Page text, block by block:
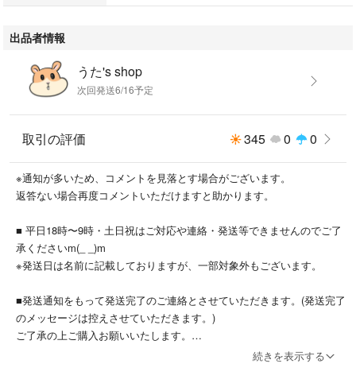
くださいm(_ _)m
■発送通知をもって発送完了のご連絡とさせていただきます。(発送完了の
出品者情報
うた's shop
次回発送6/16予定
取引の評価 345 0 0
※通知が多いため、コメントを見落とす場合がございます。
返答ない場合再度コメントいただけますと助かります。
■ 平日18時〜9時・土日祝はご対応や連絡・発送等できませんのでご了
承くださいm(_ _)m
※発送日は名前に記載しておりますが、一部対象外もございます。
■発送通知をもって発送完了のご連絡とさせていただきます。(発送完了
のメッセージは控えさせていただきます。)
ご了承の上ご購入お願いいたします。
続きを表示する